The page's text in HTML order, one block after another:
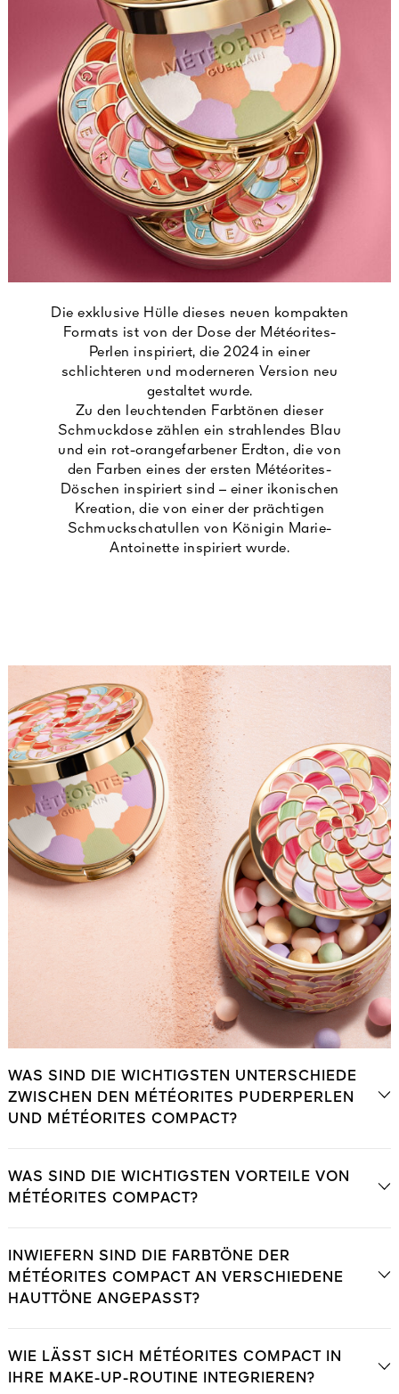
Die exklusive Hülle dieses neuen kompakten
Formats ist von der Dose der Météorites-
Perlen inspiriert, die 2024 in einer
schlichteren und moderneren Version neu
gestaltet wurde.
Zu den leuchtenden Farbtönen dieser
Schmuckdose zählen ein strahlendes Blau
und ein rot-orangefarbener Erdton, die von
den Farben eines der ersten Météorites-
Döschen inspiriert sind – einer ikonischen
Kreation, die von einer der prächtigen
Schmuckschatullen von Königin Marie-
Antoinette inspiriert wurde.
WAS SIND DIE WICHTIGSTEN UNTERSCHIEDE
ZWISCHEN DEN MÉTÉORITES PUDERPERLEN
UND MÉTÉORITES COMPACT?
WAS SIND DIE WICHTIGSTEN VORTEILE VON
MÉTÉORITES COMPACT?
INWIEFERN SIND DIE FARBTÖNE DER
MÉTÉORITES COMPACT AN VERSCHIEDENE
HAUTTÖNE ANGEPASST?
WIE LÄSST SICH MÉTÉORITES COMPACT IN
IHRE MAKE-UP-ROUTINE INTEGRIEREN?